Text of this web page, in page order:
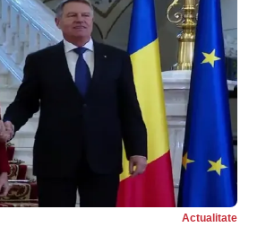
Actualitate